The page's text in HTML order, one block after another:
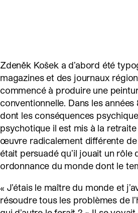
Zdeněk Košek a d’abord été
magazines et des journaux
commencé à produire une
conventionnelle. Dans les
dont les conséquences
psychotique il est mis à la
œuvre radicalement différente
était persuadé qu’il jouait un
ordonnance du monde dont le
« J’étais le maître du monde et
résoudre tous les problèmes de